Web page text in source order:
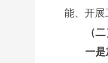
能、开展
（
一